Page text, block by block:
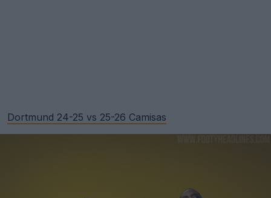
Dortmund 24-25 vs 25-26 Camisas